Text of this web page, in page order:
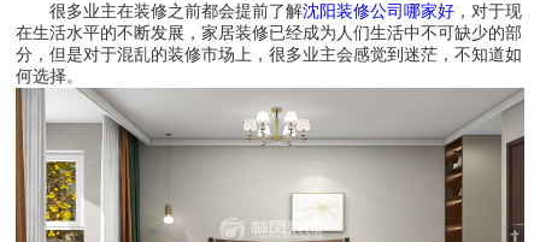
很多业主在装修之前都会提前了解沈阳装修公司哪家好 ，对于现
在生活水平的不断发展，家居装修已经成为人们生活中不可缺少的部
分，但是对于混乱的装修市场上，很多业主会感觉到迷茫，不知道如
何选择。